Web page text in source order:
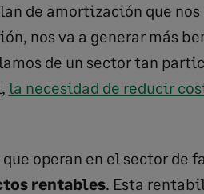
de amortización que
nos va a generar más
de un sector tan
la necesidad de reducir
operan en el sector de
rentables. Esta